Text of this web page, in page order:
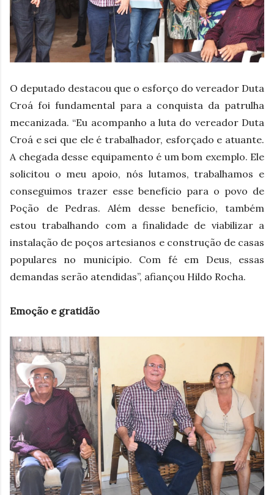
O deputado destacou que o esforço do vereador Duta
Croá foi fundamental para a conquista da patrulha
mecanizada. “Eu acompanho a luta do vereador Duta
Croá e sei que ele é trabalhador, esforçado e atuante.
A chegada desse equipamento é um bom exemplo. Ele
solicitou o meu apoio, nós lutamos, trabalhamos e
conseguimos trazer esse benefício para o povo de
Poção de Pedras. Além desse benefício, também
estou trabalhando com a finalidade de viabilizar a
instalação de poços artesianos e construção de casas
populares no município. Com fé em Deus, essas
demandas serão atendidas”, afiançou Hildo Rocha.
Emoção e gratidão